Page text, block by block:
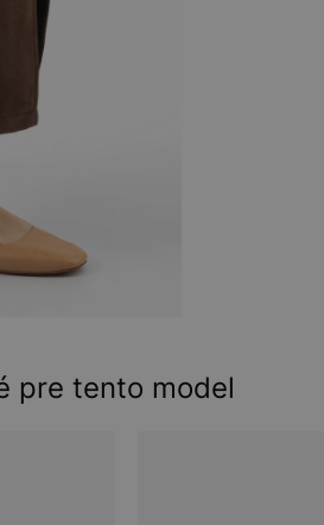
pre tento model